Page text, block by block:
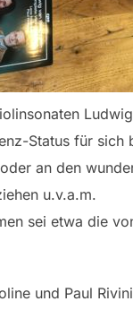
Status für
an den
u.v.a.m.
sei etwa die
und Paul